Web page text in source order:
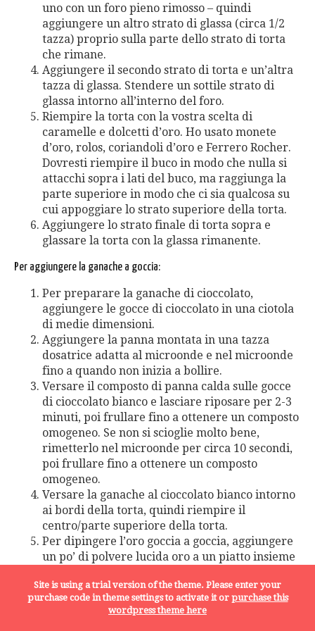
uno con un foro pieno rimosso – quindi
aggiungere un altro strato di glassa (circa 1/2
tazza) proprio sulla parte dello strato di torta
che rimane.
Aggiungere il secondo strato di torta e un’altra
tazza di glassa. Stendere un sottile strato di
glassa intorno all’interno del foro.
Riempire la torta con la vostra scelta di
caramelle e dolcetti d’oro. Ho usato monete
d’oro, rolos, coriandoli d’oro e Ferrero Rocher.
Dovresti riempire il buco in modo che nulla si
attacchi sopra i lati del buco, ma raggiunga la
parte superiore in modo che ci sia qualcosa su
cui appoggiare lo strato superiore della torta.
Aggiungere lo strato finale di torta sopra e
glassare la torta con la glassa rimanente.
Per aggiungere la ganache a goccia:
Per preparare la ganache di cioccolato,
aggiungere le gocce di cioccolato in una ciotola
di medie dimensioni.
Aggiungere la panna montata in una tazza
dosatrice adatta al microonde e nel microonde
fino a quando non inizia a bollire.
Versare il composto di panna calda sulle gocce
di cioccolato bianco e lasciare riposare per 2-3
minuti, poi frullare fino a ottenere un composto
omogeneo. Se non si scioglie molto bene,
rimetterlo nel microonde per circa 10 secondi,
poi frullare fino a ottenere un composto
omogeneo.
Versare la ganache al cioccolato bianco intorno
ai bordi della torta, quindi riempire il
centro/parte superiore della torta.
Per dipingere l’oro goccia a goccia, aggiungere
un po’ di polvere lucida oro a un piatto insieme
mandorla. Usa un pennello alimentare per
mescolare una piccola quantità di liquido con la
polvere lucida per creare una vernice e
Site is using a trial version of the theme. Please enter your
purchase code in theme settings to activate it or purchase this
wordpress theme here